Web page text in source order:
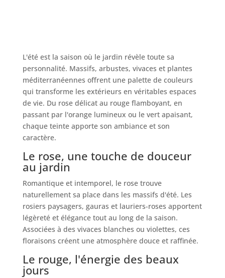
L'été est la saison où le jardin révèle toute sa
personnalité. Massifs, arbustes, vivaces et plantes
méditerranéennes offrent une palette de couleurs
qui transforme les extérieurs en véritables espaces
de vie. Du rose délicat au rouge flamboyant, en
passant par l'orange lumineux ou le vert apaisant,
chaque teinte apporte son ambiance et son
caractère.
Le rose, une touche de douceur
au jardin
Romantique et intemporel, le rose trouve
naturellement sa place dans les massifs d'été. Les
rosiers paysagers, gauras et lauriers-roses apportent
légèreté et élégance tout au long de la saison.
Associées à des vivaces blanches ou violettes, ces
floraisons créent une atmosphère douce et raffinée.
Le rouge, l'énergie des beaux
jours